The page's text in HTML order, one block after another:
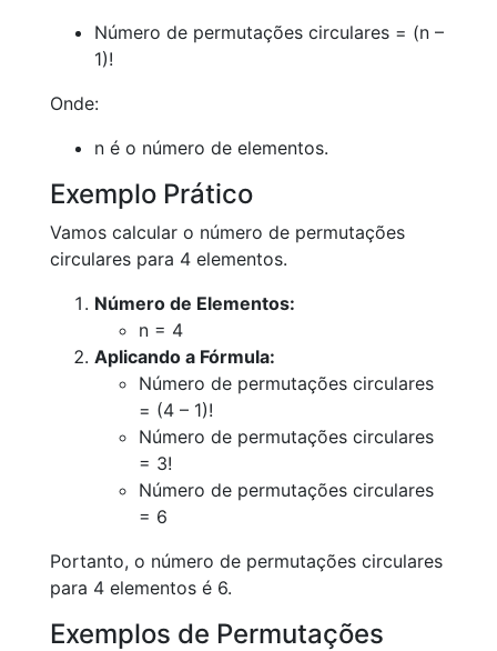
Número de permutações circulares = (n –
1)!
Onde:
n é o número de elementos.
Exemplo Prático
Vamos calcular o número de permutações
circulares para 4 elementos.
Número de Elementos:
n = 4
Aplicando a Fórmula:
Número de permutações circulares
= (4 – 1)!
Número de permutações circulares
= 3!
Número de permutações circulares
= 6
Portanto, o número de permutações circulares
para 4 elementos é 6.
Exemplos de Permutações